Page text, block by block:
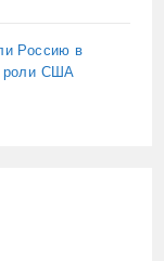
Россию в
роли США